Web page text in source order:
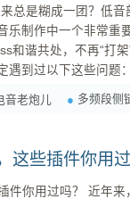
是糊成一团？低音部
乐制作中一个非常
”。 你是不是也遇到过这些低频难题？
低音浑浊不清： 整个低频部分感觉像一
音老炮儿 多频段侧
这些插件你用过
来越受欢迎，成为许多音乐爱好者和